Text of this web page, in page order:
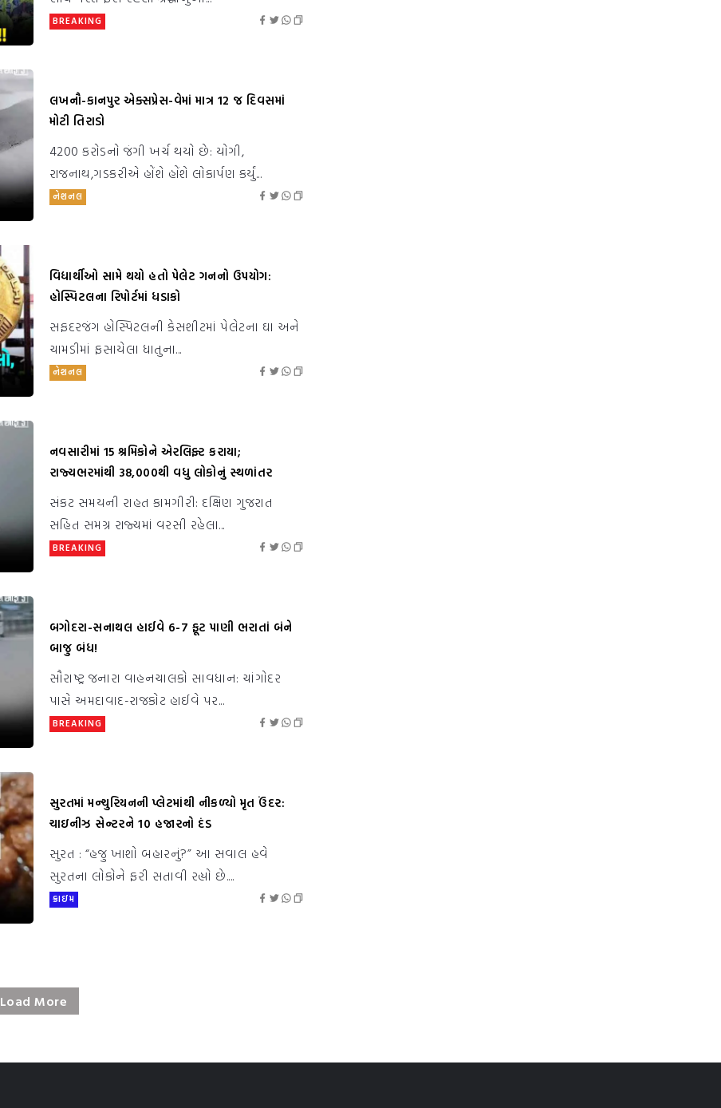
BREAKING
લખનૌ-કાનપુર એક્સપ્રેસ-વેમાં માત્ર 12 જ દિવસમાં
મોટી તિરાડો
4200 કરોડનો જંગી ખર્ચ થયો છે: યોગી,
રાજનાથ,ગડકરીએ હોંશે હોંશે લોકાર્પણ કર્યું...
નેશનલ
વિદ્યાર્થીઓ સામે થયો હતો પેલેટ ગનનો ઉપયોગ:
હોસ્પિટલના રિપોર્ટમાં ધડાકો
સફદરજંગ હોસ્પિટલની કેસશીટમાં પેલેટના ઘા અને
ચામડીમાં ફસાયેલા ધાતુના...
નેશનલ
નવસારીમાં 15 શ્રમિકોને એરલિફ્ટ કરાયા;
રાજ્યભરમાંથી 38,000થી વધુ લોકોનું સ્થળાંતર
સંકટ સમયની રાહત કામગીરી: દક્ષિણ ગુજરાત
સહિત સમગ્ર રાજ્યમાં વરસી રહેલા...
BREAKING
બગોદરા-સનાથલ હાઈવે 6-7 ફૂટ પાણી ભરાતાં બંને
બાજુ બંધ!
સૌરાષ્ટ્ર જનારા વાહનચાલકો સાવધાન: ચાંગોદર
પાસે અમદાવાદ-રાજકોટ હાઈવે પર...
BREAKING
સુરતમાં મન્ચુરિયનની પ્લેટમાંથી નીકળ્યો મૃત ઉંદર:
ચાઇનીઝ સેન્ટરને ₹10 હજારનો દંડ
સુરત : “હજુ ખાશો બહારનું?” આ સવાલ હવે
સુરતના લોકોને ફરી સતાવી રહ્યો છે....
ક્રાઇમ
Load More